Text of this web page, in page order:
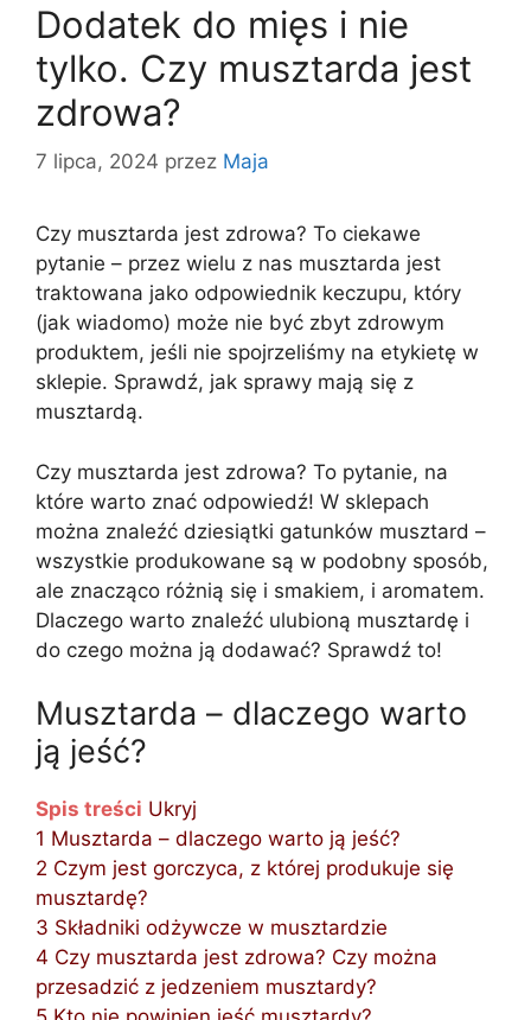
Dodatek do mięs i nie
tylko. Czy musztarda jest
zdrowa?
7 lipca, 2024 przez Maja
Czy musztarda jest zdrowa? To ciekawe
pytanie – przez wielu z nas musztarda jest
traktowana jako odpowiednik keczupu, który
(jak wiadomo) może nie być zbyt zdrowym
produktem, jeśli nie spojrzeliśmy na etykietę w
sklepie. Sprawdź, jak sprawy mają się z
musztardą.
Czy musztarda jest zdrowa? To pytanie, na
które warto znać odpowiedź! W sklepach
można znaleźć dziesiątki gatunków musztard –
wszystkie produkowane są w podobny sposób,
ale znacząco różnią się i smakiem, i aromatem.
Dlaczego warto znaleźć ulubioną musztardę i
do czego można ją dodawać? Sprawdź to!
Musztarda – dlaczego warto
ją jeść?
Spis treści Ukryj
1 Musztarda – dlaczego warto ją jeść?
2 Czym jest gorczyca, z której produkuje się
musztardę?
3 Składniki odżywcze w musztardzie
4 Czy musztarda jest zdrowa? Czy można
przesadzić z jedzeniem musztardy?